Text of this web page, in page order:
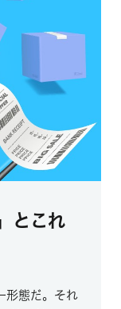
とこれ
形態だ。それ